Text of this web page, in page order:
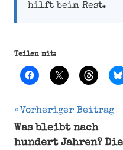
hilft beim Rest.
Teilen mit:
andere
Welt
Vorheriger Beitrag
Was bleibt nach
hundert Jahren? Die